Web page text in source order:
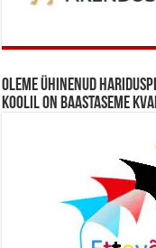
Oleme ühinenud
koolil on baastaseme